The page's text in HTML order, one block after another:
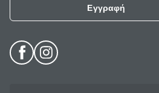
Εγγραφή